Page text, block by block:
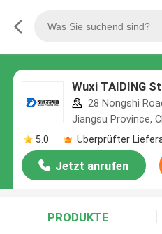
Wuxi TAIDING
28 Nongshi
Jiangsu Province,
5.0
Überprüfter
Jetzt anrufen
PRODUKTE